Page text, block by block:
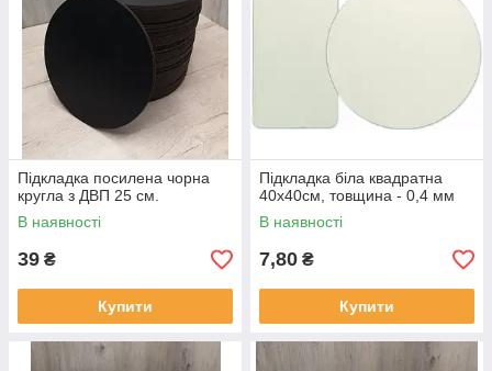
Підкладка посилена чорна
кругла з ДВП 25 см.
В наявності
39 ₴
Купити
Підкладка біла квадратна
40х40см, товщина - 0,4 мм
В наявності
7,80 ₴
Купити